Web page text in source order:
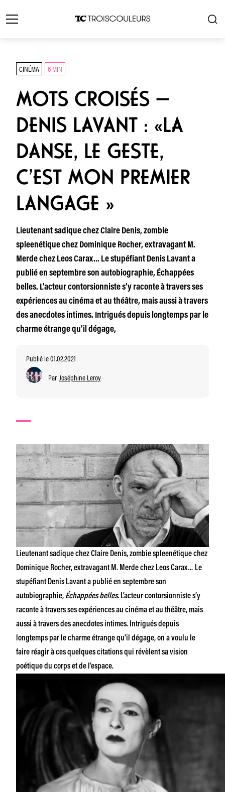
CINÉMA 6 MIN
MOTS CROISÉS —
DENIS LAVANT : «LA
DANSE, LE GESTE,
C’EST MON PREMIER
LANGAGE »
Lieutenant sadique chez Claire Denis, zombie
spleenétique chez Dominique Rocher, extravagant M.
Merde chez Leos Carax… Le stupéfiant Denis Lavant a
publié en septembre son autobiographie, Échappées
belles. L’acteur contorsionniste s’y raconte à travers ses
expériences au cinéma et au théâtre, mais aussi à travers
des anecdotes intimes. Intrigués depuis longtemps par le
charme étrange qu’il dégage,
Publié le 01.02.2021
Par Joséphine Leroy
Lieutenant sadique chez Claire Denis, zombie spleenétique chez
Dominique Rocher, extravagant M. Merde chez Leos Carax… Le
stupéfiant Denis Lavant a publié en septembre son
autobiographie, Échappées belles. L’acteur contorsionniste s’y
raconte à travers ses expériences au cinéma et au théâtre, mais
aussi à travers des anecdotes intimes. Intrigués depuis
longtemps par le charme étrange qu’il dégage, on a voulu le
faire réagir à ces quelques citations qui révèlent sa vision
poétique du corps et de l’espace.